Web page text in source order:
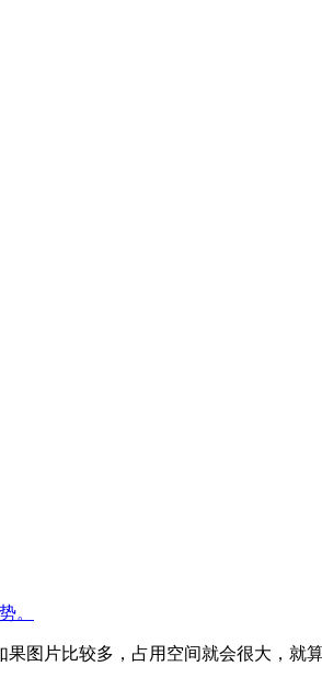
。
图片比较多，占用空间就会很大，